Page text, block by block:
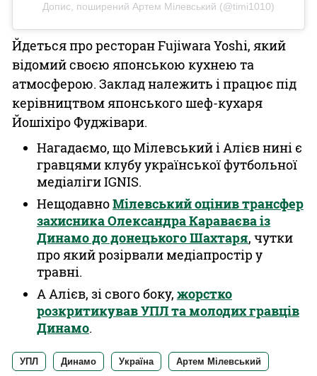
Допис, поширений Артем Мілевський (@timi1010)
Йдеться про ресторан Fujiwara Yoshi, який
відомий своєю японською кухнею та
атмосферою. Заклад належить і працює під
керівництвом японського шеф-кухаря
Йошіхіро Фуджівари.
Нагадаємо, що Мілевський і Алієв нині є
гравцями клубу української футбольної
медіаліги IGNIS.
НещодавноМілевський оцінив трансфер
захисника Олександра Караваєва із
Динамо до донецького Шахтаря, чутки
про який розірвали медіапростір у
травні.
А Алієв, зі свого боку, жорстко
розкритикував УПЛ та молодих гравців
Динамо.
УПЛ Динамо Україна Артем Мілевський